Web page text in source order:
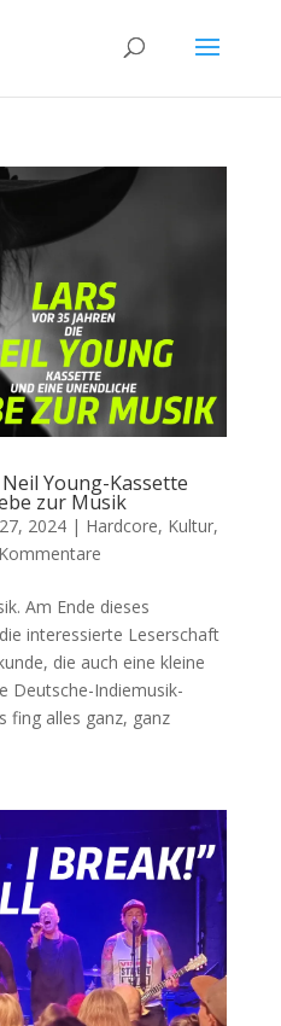
Young-Kassette
zur Musik
2024| Hardcore, Kultur,
Am Ende dieses
interessierte Leserschaft
die auch eine kleine
Deutsche-Indiemusik-
fing alles ganz, ganz